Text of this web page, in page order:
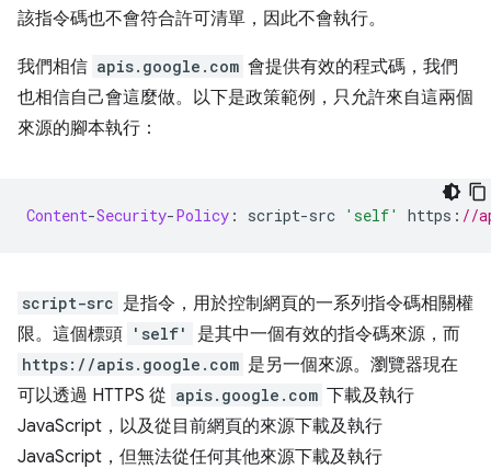
該指令碼也不會符合許可清單，因此不會執行。
我們相信 apis.google.com 會提供有效的程式碼，我們
也相信自己會這麼做。以下是政策範例，只允許來自這兩個
來源的腳本執行：
Content-Security-Policy : script-src 'self' https : //
script-src 是指令，用於控制網頁的一系列指令碼相關權
限。這個標頭 'self' 是其中一個有效的指令碼來源，而
https://apis.google.com 是另一個來源。瀏覽器現在
可以透過 HTTPS 從 apis.google.com 下載及執行
JavaScript，以及從目前網頁的來源下載及執行
JavaScript，但無法從任何其他來源下載及執行